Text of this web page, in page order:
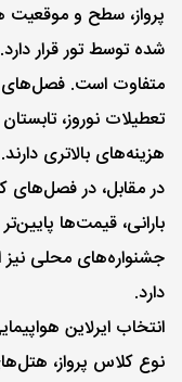
پرواز، سطح و موقعیت
شده توسط تور قرار
تعطیلات نوروز،
هزینه‌های بالاتری دارند.
بارانی، قیمت‌ها
جشنواره‌های محلی نیز
دارد.
انتخاب ایرلاین